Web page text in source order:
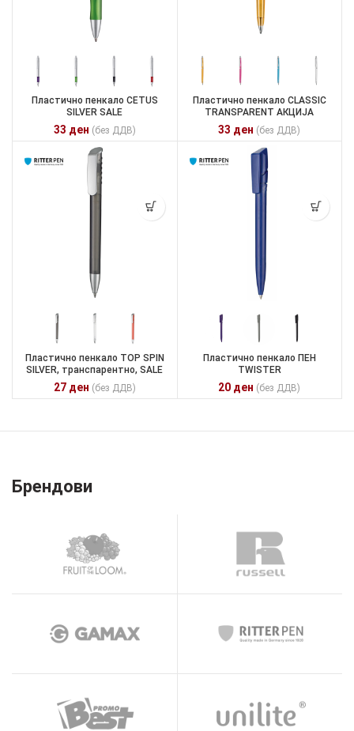
Пластично пенкало CETUS
SILVER SALE
33 ден (без ДДВ)
Пластично пенкало CLASSIC
TRANSPARENT АКЦИЈА
33 ден (без ДДВ)
Пластично пенкало TOP SPIN
SILVER, транспарентно, SALE
27 ден (без ДДВ)
Пластично пенкало ПЕН
TWISTER
20 ден (без ДДВ)
Брендови